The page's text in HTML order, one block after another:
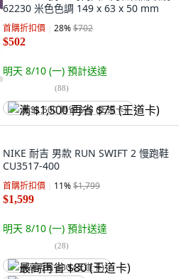
62230 米色色調 149 x 63 x 50 mm
首購折扣價 28%$702
$502
明天 8/10 (一) 預計送達
(88)
满 $1,500 再省 $75 (王道卡)
NIKE 耐吉 男款 RUN SWIFT 2 慢跑鞋
CU3517-400
首購折扣價 11%$1,799
$1,599
明天 8/10 (一) 預計送達
(28)
最高再省 $80 (王道卡)